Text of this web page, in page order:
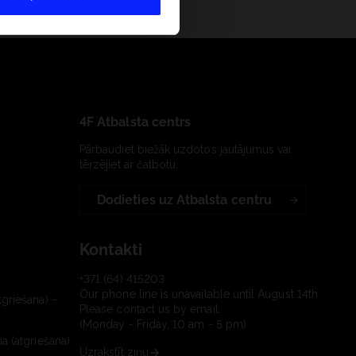
–
(atgriešana)
4F Atbalsta centrs
Pārbaudiet biežāk uzdotos jautājumus vai
tērzējiet ar čatbotu:
Dodieties uz Atbalsta centru
Kontakti
+371 (64) 415203
Our phone line is unavailable until August 14th.
Please contact us by email.
(Monday - Friday, 10 am - 5 pm)
Uzrakstīt ziņu